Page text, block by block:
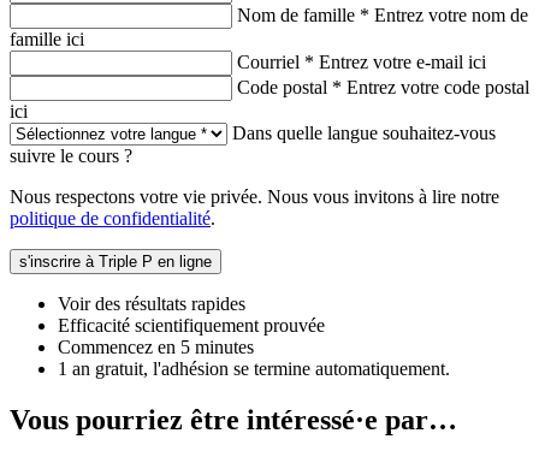
Nom de famille * Entrez votre nom de
famille ici
Courriel * Entrez votre e-mail ici
Code postal * Entrez votre code postal
ici
Dans quelle langue souhaitez-vous
suivre le cours ?
Nous respectons votre vie privée. Nous vous invitons à lire notre
politique de confidentialité.
s'inscrire à Triple P en ligne
Voir des résultats rapides
Efficacité scientifiquement prouvée
Commencez en 5 minutes
1 an gratuit, l'adhésion se termine automatiquement.
Vous pourriez être intéressé·e par…